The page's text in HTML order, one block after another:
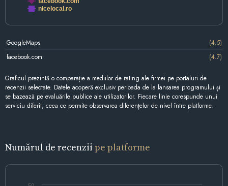
nicelocal.ro
GoogleMaps
(4.5)
facebook.com
(4.7)
Graficul prezintă o comparație a mediilor de rating ale firmei pe portaluri de
recenzii selectate. Datele acoperă exclusiv perioada de la lansarea programului și
se bazează pe evaluările publice ale utilizatorilor. Fiecare linie corespunde unui
serviciu diferit, ceea ce permite observarea diferențelor de nivel între platforme.
Numărul de recenzii pe platforme